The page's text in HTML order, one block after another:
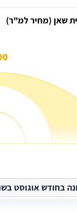
שאן (מחיר למ"ר)
₪
אוגוסט בשנת